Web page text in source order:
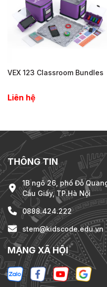
VEX 123 Classroom Bundles
Liên hệ
THÔNG TIN
1B ngõ 26, phố Đỗ
Cầu Giấy, TP.Hà Nội
0888.424.222
stem@kidscode.edu.vn
MẠNG XÃ HỘI